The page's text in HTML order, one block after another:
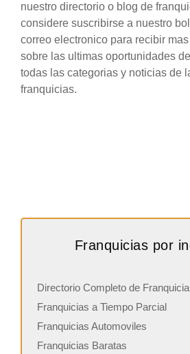
nuestro directorio o blog de
considere suscribirse a nuestro
correo electronico para recibir
sobre las ultimas oportunidades
todas las categorias y noticias de
franquicias.
Franquicias por
Directorio Completo de
Franquicias a Tiempo Parcial
Franquicias Automoviles
Franquicias Baratas